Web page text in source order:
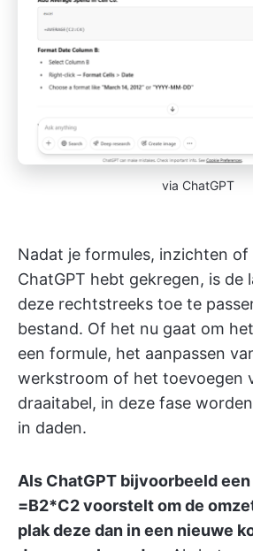
via ChatGPT
Nadat je formules, inzichten
ChatGPT hebt gekregen, is de
deze rechtstreeks toe te
bestand. Of het nu gaat om
een formule, het aanpassen
werkstroom of het toevoegen
draaitabel, in deze fase
in daden.
Als ChatGPT bijvoorbeeld
=B2*C2 voorstelt om de
plak deze dan in een nieuwe